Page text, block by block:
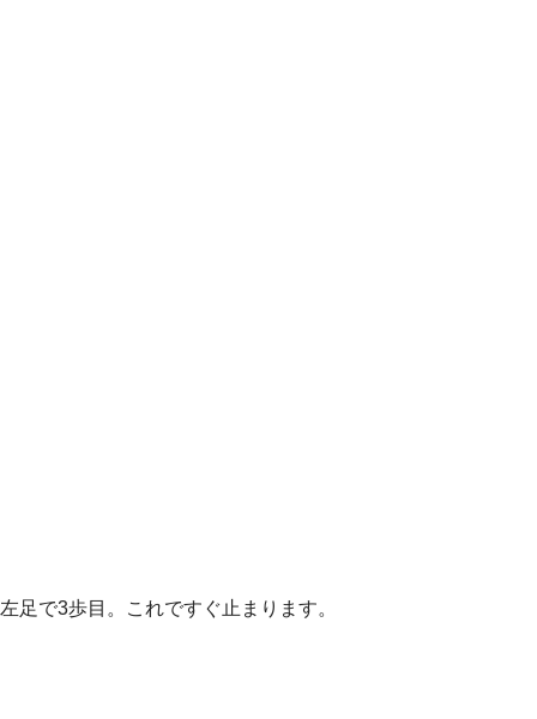
左足で3歩目。これですぐ止まります。